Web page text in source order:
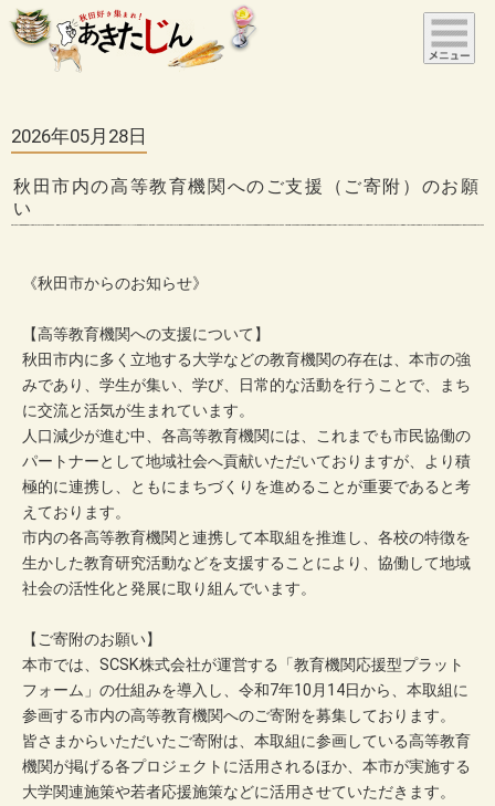
2026年05月28日
秋田市内の高等教育機関へのご支援（ご寄附）のお願
い
《秋田市からのお知らせ》
【高等教育機関への支援について】
秋田市内に多く立地する大学などの教育機関の存在は、本市の強
みであり、学生が集い、学び、日常的な活動を行うことで、まち
に交流と活気が生まれています。
人口減少が進む中、各高等教育機関には、これまでも市民協働の
パートナーとして地域社会へ貢献いただいておりますが、より積
極的に連携し、ともにまちづくりを進めることが重要であると考
えております。
市内の各高等教育機関と連携して本取組を推進し、各校の特徴を
生かした教育研究活動などを支援することにより、協働して地域
社会の活性化と発展に取り組んでいます。
【ご寄附のお願い】
本市では、SCSK株式会社が運営する「教育機関応援型プラット
フォーム」の仕組みを導入し、令和7年10月14日から、本取組に
参画する市内の高等教育機関へのご寄附を募集しております。
皆さまからいただいたご寄附は、本取組に参画している高等教育
機関が掲げる各プロジェクトに活用されるほか、本市が実施する
大学関連施策や若者応援施策などに活用させていただきます。